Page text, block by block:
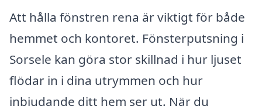
Att hålla fönstren rena är viktigt för både
hemmet och kontoret. Fönsterputsning i
Sorsele kan göra stor skillnad i hur ljuset
flödar in i dina utrymmen och hur
inbjudande ditt hem ser ut. När du